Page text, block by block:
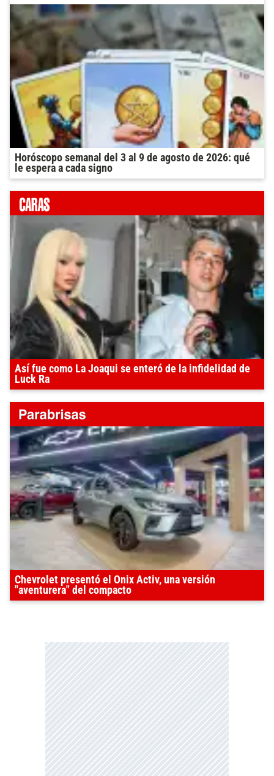
Horóscopo semanal del 3 al 9 de agosto de 2026: qué
le espera a cada signo
Así fue como La Joaqui se enteró de la infidelidad de
Luck Ra
Chevrolet presentó el Onix Activ, una versión
"aventurera" del compacto